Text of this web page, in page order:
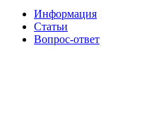
Информация
Статьи
Вопрос-ответ